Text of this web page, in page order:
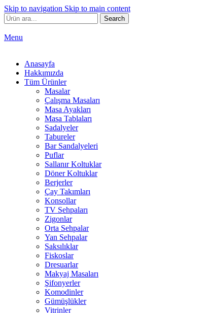
Skip to navigation Skip to main content
Search
Menu
Anasayfa
Hakkımızda
Tüm Ürünler
Masalar
Çalışma Masaları
Masa Ayakları
Masa Tablaları
Sadalyeler
Tabureler
Bar Sandalyeleri
Puflar
Sallanır Koltuklar
Döner Koltuklar
Berjerler
Çay Takımları
Konsollar
TV Sehpaları
Zigonlar
Orta Sehpalar
Yan Sehpalar
Saksılıklar
Fiskoslar
Dresuarlar
Makyaj Masaları
Şifonyerler
Komodinler
Gümüşlükler
Vitrinler